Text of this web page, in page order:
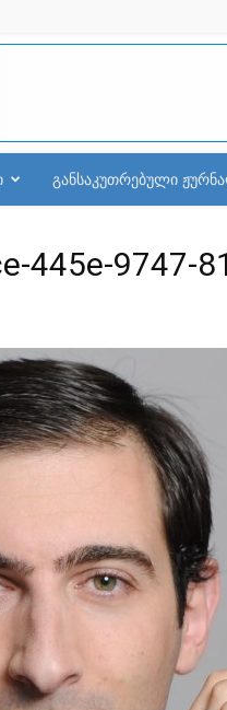
განსაკუთრებული
445e-9747-